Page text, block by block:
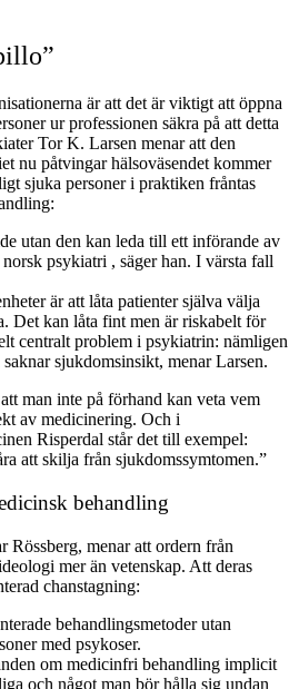
är att det är viktigt att öppna
ur professionen säkra på att detta
Tor K. Larsen menar att den
nu påtvingar hälsoväsendet kommer
sjuka personer i praktiken fråntas
utan den kan leda till ett införande av
psykiatri , säger han. I värsta fall
är att låta patienter själva välja
Det kan låta fint men är riskabelt för
centralt problem i psykiatrin: nämligen
sjukdomsinsikt, menar Larsen.
man inte på förhand kan veta vem
av medicinering. Och i
Risperdal står det till exempel:
att skilja från sjukdomssymtomen.”
behandling
Rössberg, menar att ordern från
mer än vetenskap. Att deras
chanstagning:
behandlingsmetoder utan
med psykoser.
om medicinfri behandling implicit
och något man bör hålla sig undan